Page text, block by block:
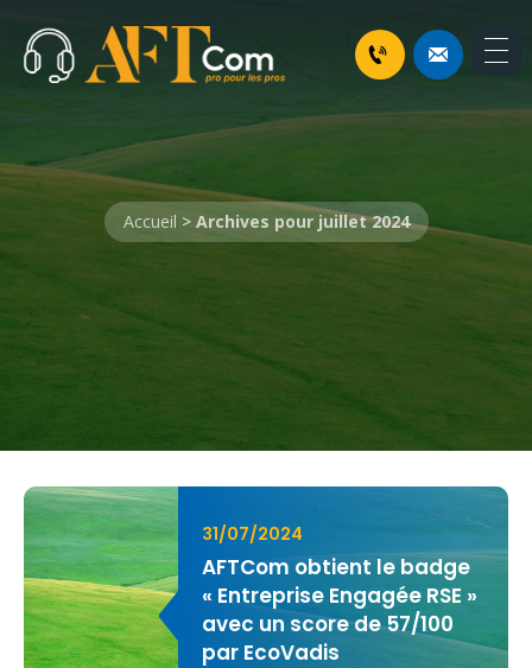
Accueil > Archives pour juillet 2024
31/07/2024
AFTCom obtient le badge
« Entreprise Engagée RSE »
avec un score de 57/100
par EcoVadis